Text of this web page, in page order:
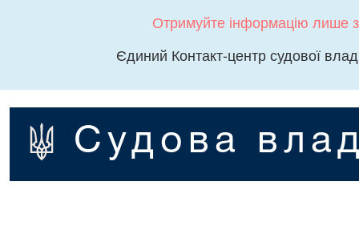
Отримуйте інформацію лише
Єдиний Контакт-центр судової
Судова